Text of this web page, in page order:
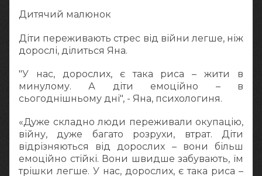
Дитячий малюнок
Діти переживають стрес від війни легше, ніж
дорослі, ділиться Яна.
"У нас, дорослих, є така риса – жити в
минулому. А діти емоційно – в
сьогоднішньому дні", - Яна, психологиня.
«Дуже складно люди переживали окупацію,
війну, дуже багато розрухи, втрат. Діти
відрізняються від дорослих – вони більш
емоційно стійкі. Вони швидше забувають, їм
трішки легше. У нас, дорослих, є така риса –